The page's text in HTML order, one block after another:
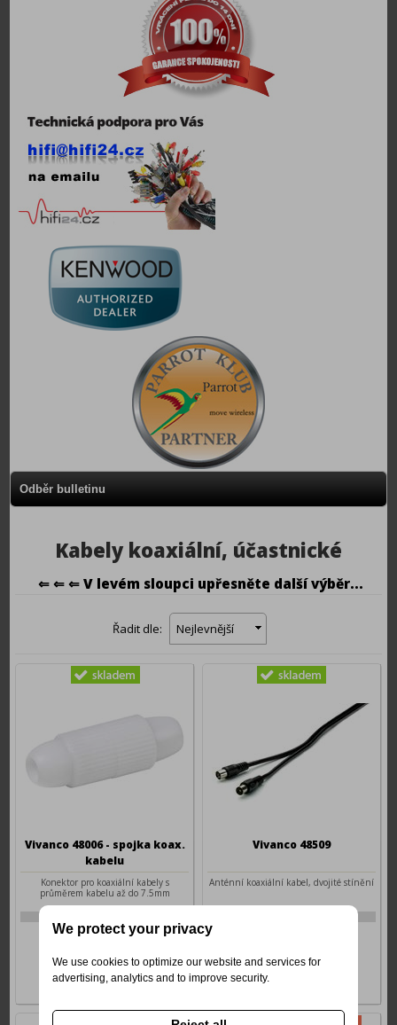
Odběr bulletinu
Kabely koaxiální, účastnické
⇐ ⇐ ⇐ V levém sloupci upřesněte další výběr...
Řadit dle: Nejlevnější
Vivanco 48006 - spojka koax.
kabelu
Konektor pro koaxiální kabely s
průměrem kabelu až do 7.5mm
29 Kč
Vivanco 48509
Anténní koaxiální kabel, dvojité stínění
We protect your privacy
We use cookies to optimize our website and services for
advertising, analytics and to improve security.